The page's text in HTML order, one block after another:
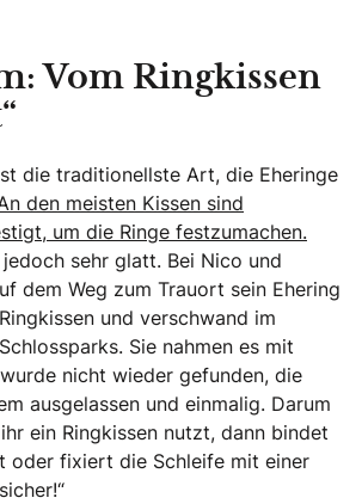
Vom Ringkissen
die traditionellste Art, die Eheringe
den meisten Kissen sind
um die Ringe festzumachen.
sehr glatt. Bei Nico und
dem Weg zum Trauort sein Ehering
und verschwand im
Sie nahmen es mit
nicht wieder gefunden, die
ausgelassen und einmalig. Darum
ein Ringkissen nutzt, dann bindet
oder fixiert die Schleife mit einer